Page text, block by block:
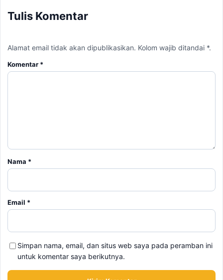
Tulis Komentar
Alamat email tidak akan dipublikasikan. Kolom wajib ditandai *.
Komentar *
Nama *
Email *
Simpan nama, email, dan situs web saya pada peramban ini
untuk komentar saya berikutnya.